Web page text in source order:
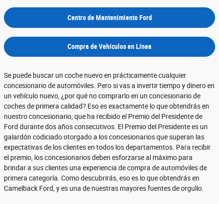
Centro de Mantenimiento Ford
Compra de Vehículos en Línea
Se puede buscar un coche nuevo en prácticamente cualquier
concesionario de automóviles. Pero si vas a invertir tiempo y dinero en
un vehículo nuevo, ¿por qué no comprarlo en un concesionario de
coches de primera calidad? Eso es exactamente lo que obtendrás en
nuestro concesionario, que ha recibido el Premio del Presidente de
Ford durante dos años consecutivos. El Premio del Presidente es un
galardón codiciado otorgado a los concesionarios que superan las
expectativas de los clientes en todos los departamentos. Para recibir
el premio, los concesionarios deben esforzarse al máximo para
brindar a sus clientes una experiencia de compra de automóviles de
primera categoría. Como descubrirás, eso es lo que obtendrás en
Camelback Ford, y es una de nuestras mayores fuentes de orgullo.